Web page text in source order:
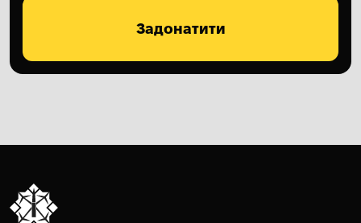
Задонатити